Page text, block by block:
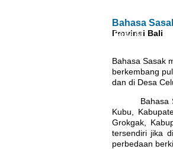
Ihwal Pemetaan Bahasa
Bahasa
Provinsi Bali
Bahasa Sasak
berkembang
dan di Desa
Bahasa
Kubu,
Grokgak,
tersendiri jika
perbedaan